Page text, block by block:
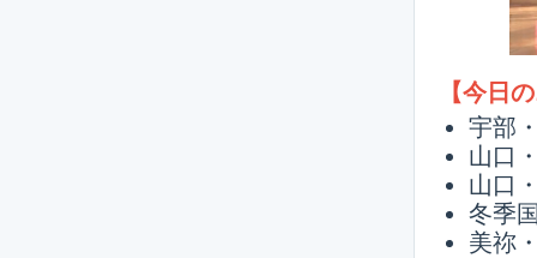
【今日
宇部
山口
山口
冬季
美祢